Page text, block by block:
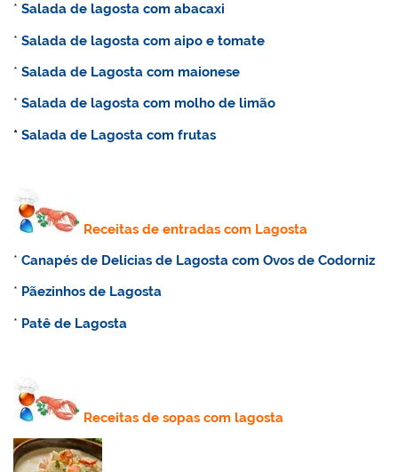
*Salada de lagosta com abacaxi
*Salada de lagosta com aipo e tomate
*Salada de Lagosta com maionese
*Salada de lagosta com molho de limão
*Salada de Lagosta com frutas
Receitas de entradas com Lagosta
*Canapés de Delícias de Lagosta com Ovos de Codorniz
* Pãezinhos de Lagosta
* Patê de Lagosta
Receitas de sopas com lagosta